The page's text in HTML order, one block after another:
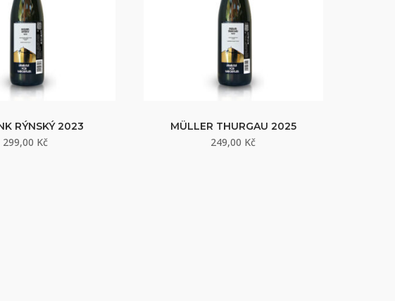
RÝNSKÝ 2023
299,00 Kč
MÜLLER THURGAU 2025
249,00 Kč